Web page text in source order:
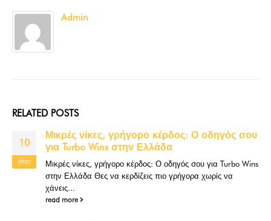
Admin
RELATED POSTS
10
Mar
Μικρές νίκες, γρήγορο κέρδος: Ο οδηγός σου
για Turbo Wins στην Ελλάδα
Μικρές νίκες, γρήγορο κέρδος: Ο οδηγός σου για Turbo Wins
στην Ελλάδα Θες να κερδίζεις πιο γρήγορα χωρίς να
χάνεις...
read more